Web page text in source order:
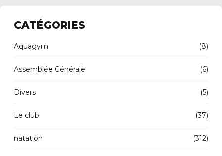
CATÉGORIES
Aquagym (8)
Assemblée Générale (6)
Divers (5)
Le club (37)
natation (312)